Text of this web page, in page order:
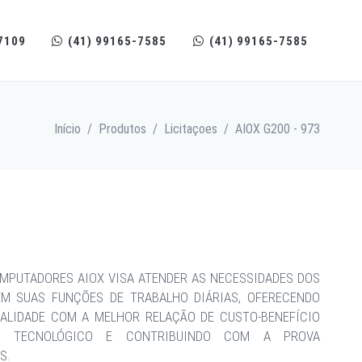
(41) 99165-7585 (41) 99165-7585
Início / Produtos / Licitaçoes / AIOX G200 - 973
AIOX VISA ATENDER AS NECESSIDADES DOS
SUAS FUNÇÕES DE TRABALHO DIÁRIAS, OFERECENDO
COM A MELHOR RELAÇÃO DE CUSTO-BENEFÍCIO
TECNOLÓGICO E CONTRIBUINDO COM A PROVA